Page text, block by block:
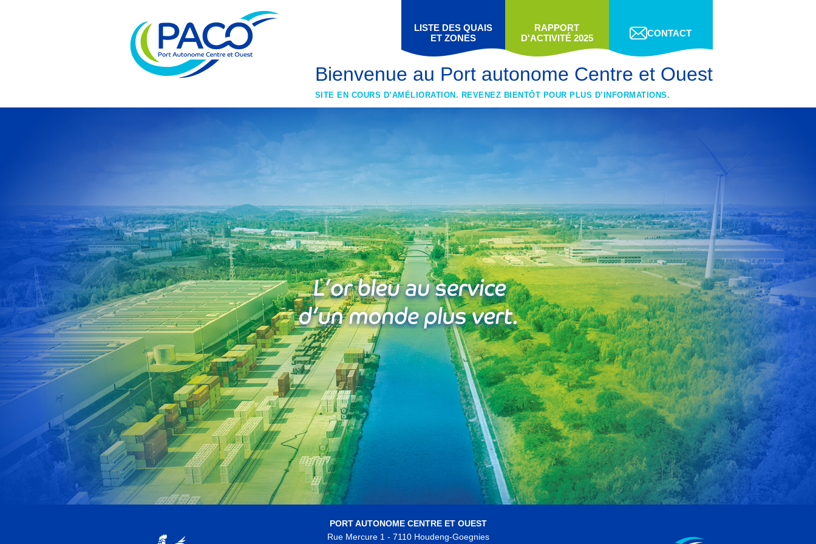
LISTE DES QUAIS
ET ZONES
RAPPORT
D'ACTIVITÉ 2025
CONTACT
Bienvenue au Port autonome Centre et Ouest
SITE EN COURS D’AMÉLIORATION. REVENEZ BIENTÔT POUR PLUS D’INFORMATIONS.
PORT AUTONOME CENTRE ET OUEST
Rue Mercure 1 - 7110 Houdeng-Goegnies